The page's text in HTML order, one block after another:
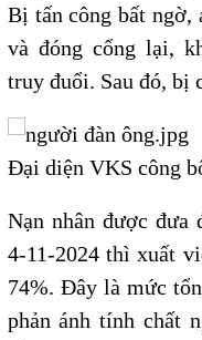
Bị tấn công bất ngờ,
và đóng cổng lại,
truy đuổi. Sau đó, bị
Đại diện VKS công
Nạn nhân được đưa
4-11-2024 thì xuất
74%. Đây là mức
phản ánh tính chất